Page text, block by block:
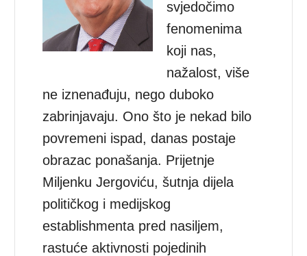
svjedočimo
fenomenima
koji nas,
nažalost, više
ne iznenađuju, nego duboko
zabrinjavaju. Ono što je nekad bilo
povremeni ispad, danas postaje
obrazac ponašanja. Prijetnje
Miljenku Jergoviću, šutnja dijela
političkog i medijskog
establishmenta pred nasiljem,
rastuće aktivnosti pojedinih